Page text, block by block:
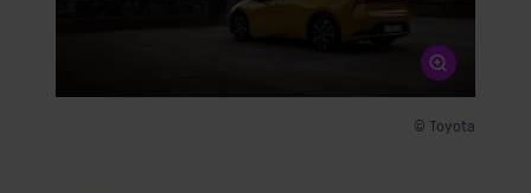
© Toyota